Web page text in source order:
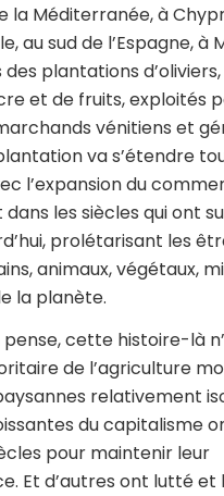
la Méditerranée, à
au sud de l’Espagne, à
plantations
et de fruits, exploités
vénitiens et
va s’étendre
l’expansion du
dans les siècles qui ont
prolétarisant les
animaux, végétaux,
la planète.
pense, cette histoire-là
de l’agriculture
relativement
du capitalisme
pour maintenir leur
Et d’autres ont lutté